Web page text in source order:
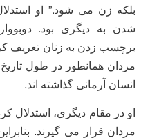
بلکه زن می شود.” او
شدن به دیگری بود.
برچسب زدن به زنان تعریف
مردان همانطور در طول
انسان آرمانی گذاشته اند.
او در مقام دیگری، استدلال
مردان قرار می گیرند.